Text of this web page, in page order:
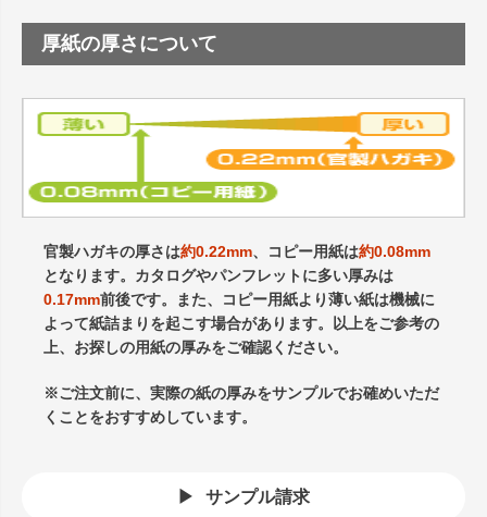
厚紙の厚さについて
官製ハガキの厚さは約0.22mm、コピー用紙は約0.08mm
となります。カタログやパンフレットに多い厚みは
0.17mm前後です。また、コピー用紙より薄い紙は機械に
よって紙詰まりを起こす場合があります。以上をご参考の
上、お探しの用紙の厚みをご確認ください。
※ご注文前に、実際の紙の厚みをサンプルでお確めいただ
くことをおすすめしています。
サンプル請求